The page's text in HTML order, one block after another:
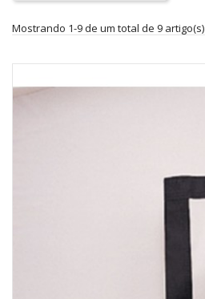
Mostrando 1-9 de um total de 9 artigo(s)